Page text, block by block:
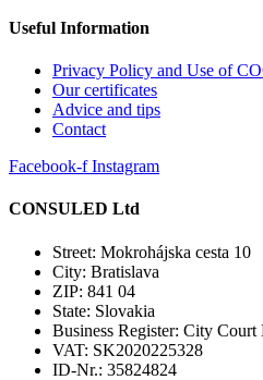
Useful Information
Privacy Policy and Use of
Our certificates
Advice and tips
Contact
Facebook-f Instagram
CONSULED Ltd
Street: Mokrohájska cesta 10
City: Bratislava
ZIP: 841 04
State: Slovakia
Business Register: City
VAT: SK2020225328
ID-Nr.: 35824824